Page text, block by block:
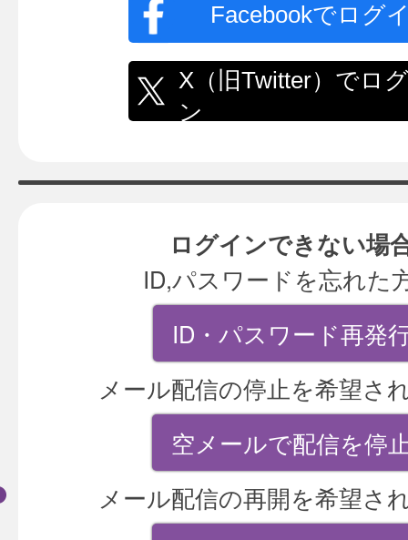
Facebookでログ
X（旧Twitter）でロ
ン
ログインできない場
ID,パスワードを忘れた
ID・パスワード再発
メール配信の停止を希望さ
空メールで配信を停
メール配信の再開を希望さ